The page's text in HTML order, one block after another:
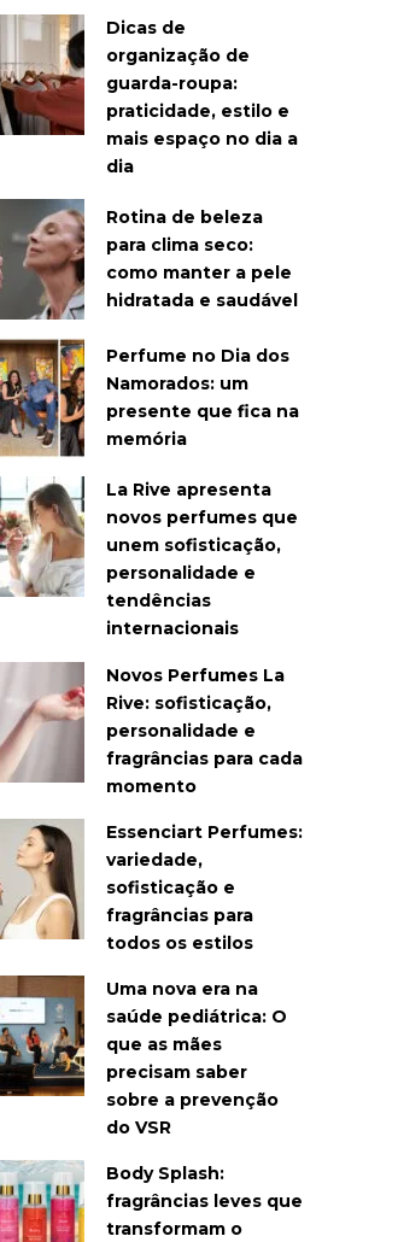
Dicas de
organização de
guarda-roupa:
praticidade, estilo e
mais espaço no dia a
dia
Rotina de beleza
para clima seco:
como manter a pele
hidratada e saudável
Perfume no Dia dos
Namorados: um
presente que fica na
memória
La Rive apresenta
novos perfumes que
unem sofisticação,
personalidade e
tendências
internacionais
Novos Perfumes La
Rive: sofisticação,
personalidade e
fragrâncias para cada
momento
Essenciart Perfumes:
variedade,
sofisticação e
fragrâncias para
todos os estilos
Uma nova era na
saúde pediátrica: O
que as mães
precisam saber
sobre a prevenção
do VSR
Body Splash:
fragrâncias leves que
transformam o